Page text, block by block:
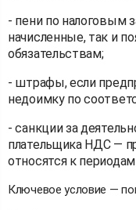
- пени по налоговым
начисленные, так и
обязательствам;
- штрафы, если
недоимку по
- санкции за
плательщика НДС —
относятся к
Ключевое условие —